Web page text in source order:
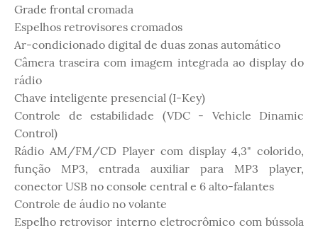
Grade frontal cromada
Espelhos retrovisores cromados
Ar-condicionado digital de duas zonas automático
Câmera traseira com imagem integrada ao display do
rádio
Chave inteligente presencial (I-Key)
Controle de estabilidade (VDC - Vehicle Dinamic
Control)
Rádio AM/FM/CD Player com display 4,3" colorido,
função MP3, entrada auxiliar para MP3 player,
conector USB no console central e 6 alto-falantes
Controle de áudio no volante
Espelho retrovisor interno eletrocrômico com bússola